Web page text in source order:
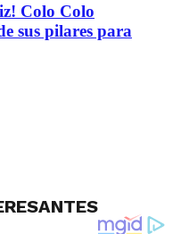
Colo Colo
sus pilares para